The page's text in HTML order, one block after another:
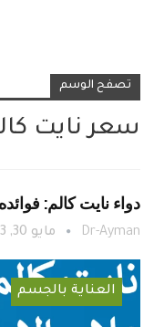
تصفح الوسم
سعر نايت
دواء نايت كالم:
Dr-Ayman مايو 30, 2023
العناية بالجسم